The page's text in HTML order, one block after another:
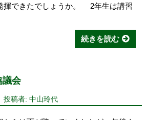
揮できたでしょうか。 2年生は講習
続きを読む
議会
投稿者: 中山玲代